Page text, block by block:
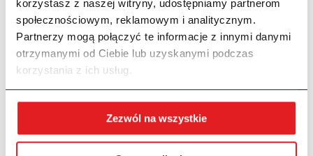
korzystasz z naszej witryny, udostępniamy partnerom
społecznościowym, reklamowym i analitycznym.
Partnerzy mogą połączyć te informacje z innymi danymi
otrzymanymi od Ciebie lub uzyskanymi podczas
korzystania z ich usług.
Zezwól na wszystkie